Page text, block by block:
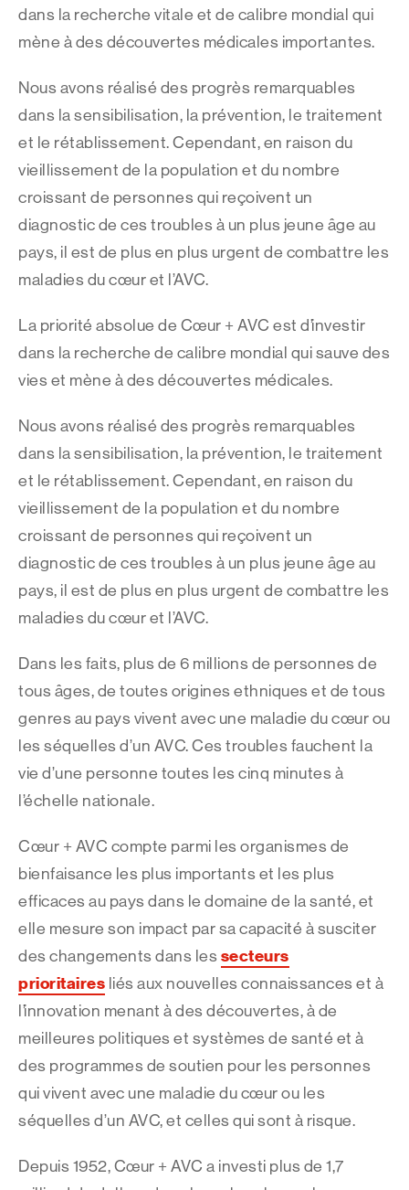
dans la recherche vitale et de calibre mondial qui
mène à des découvertes médicales importantes.
Nous avons réalisé des progrès remarquables
dans la sensibilisation, la prévention, le traitement
et le rétablissement. Cependant, en raison du
vieillissement de la population et du nombre
croissant de personnes qui reçoivent un
diagnostic de ces troubles à un plus jeune âge au
pays, il est de plus en plus urgent de combattre les
maladies du cœur et l’AVC.
La priorité absolue de Cœur + AVC est d’investir
dans la recherche de calibre mondial qui sauve des
vies et mène à des découvertes médicales.
Nous avons réalisé des progrès remarquables
dans la sensibilisation, la prévention, le traitement
et le rétablissement. Cependant, en raison du
vieillissement de la population et du nombre
croissant de personnes qui reçoivent un
diagnostic de ces troubles à un plus jeune âge au
pays, il est de plus en plus urgent de combattre les
maladies du cœur et l’AVC.
Dans les faits, plus de 6 millions de personnes de
tous âges, de toutes origines ethniques et de tous
genres au pays vivent avec une maladie du cœur ou
les séquelles d’un AVC. Ces troubles fauchent la
vie d’une personne toutes les cinq minutes à
l’échelle nationale.
Cœur + AVC compte parmi les organismes de
bienfaisance les plus importants et les plus
efficaces au pays dans le domaine de la santé, et
elle mesure son impact par sa capacité à susciter
des changements dans les secteurs
prioritaires liés aux nouvelles connaissances et à
l’innovation menant à des découvertes, à de
meilleures politiques et systèmes de santé et à
des programmes de soutien pour les personnes
qui vivent avec une maladie du cœur ou les
séquelles d’un AVC, et celles qui sont à risque.
Depuis 1952, Cœur + AVC a investi plus de 1,7